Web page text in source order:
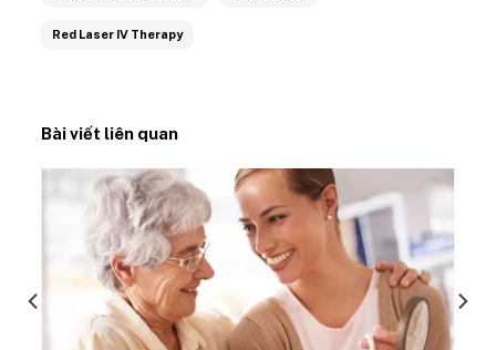
Red Laser IV Therapy
Bài viết liên quan